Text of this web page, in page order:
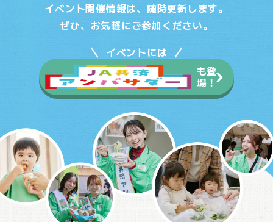
イベント開催情報は、随時更新します。
ぜひ、お気軽にご参加ください。
イベントには
も登
場！